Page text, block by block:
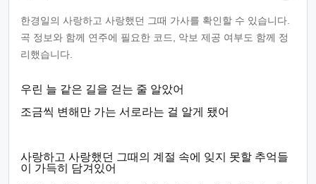
한경일의 사랑하고 사랑했던 그때 가사를 확인할 수 있습니다.
곡 정보와 함께 연주에 필요한 코드, 악보 제공 여부도 함께 정
리했습니다.
우린 늘 같은 길을 걷는 줄 알았어
조금씩 변해만 가는 서로라는 걸 알게 됐어
사랑하고 사랑했던 그때의 계절 속에 잊지 못할 추억들
이 가득히 담겨있어